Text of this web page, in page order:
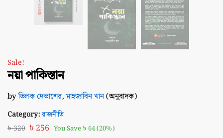
Sale!
নয়া পাকিস্তান
byতিলক দেভাশের,মাহজাবিন খান(অনুবাদক)
Category:রাজনীতি
৳320 ৳ 256 You Save৳64(20%)